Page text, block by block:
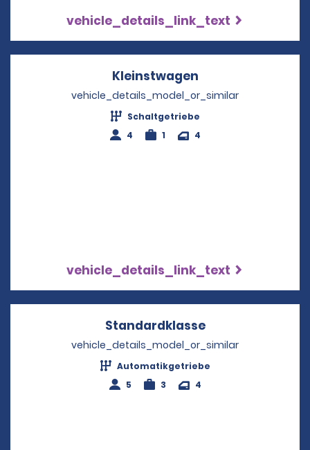
vehicle_details_link_text
Kleinstwagen
vehicle_details_model_or_similar
Schaltgetriebe
4
1 4
vehicle_details_link_text
StandardklasseOpens in a new
vehicle_details_model_or_similar
Automatikgetriebe
5
3 4